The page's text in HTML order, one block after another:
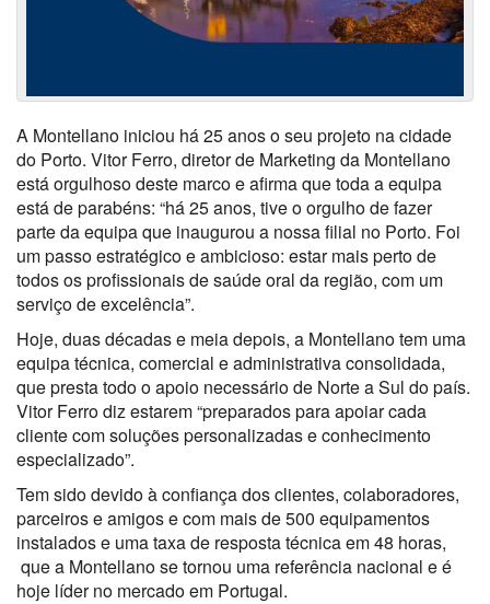
A Montellano iniciou há 25 anos o seu projeto na cidade
do Porto. Vitor Ferro, diretor de Marketing da Montellano
está orgulhoso deste marco e afirma que toda a equipa
está de parabéns: “há 25 anos, tive o orgulho de fazer
parte da equipa que inaugurou a nossa filial no Porto. Foi
um passo estratégico e ambicioso: estar mais perto de
todos os profissionais de saúde oral da região, com um
serviço de excelência”.
Hoje, duas décadas e meia depois, a Montellano tem uma
equipa técnica, comercial e administrativa consolidada,
que presta todo o apoio necessário de Norte a Sul do país.
Vitor Ferro diz estarem “preparados para apoiar cada
cliente com soluções personalizadas e conhecimento
especializado”.
Tem sido devido à confiança dos clientes, colaboradores,
parceiros e amigos e com mais de 500 equipamentos
instalados e uma taxa de resposta técnica em 48 horas,
que a Montellano se tornou uma referência nacional e é
hoje líder no mercado em Portugal.